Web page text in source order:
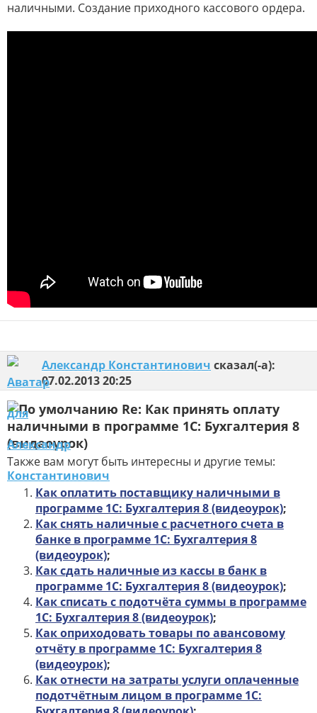
наличными. Создание приходного кассового ордера.
Александр Константинович сказал(-а):
07.02.201320:25
Re: Как принять оплату
наличными в программе 1С: Бухгалтерия 8
(видеоурок)
Также вам могут быть интересны и другие темы:
Как оплатить поставщику наличными в
программе 1С: Бухгалтерия 8 (видеоурок);
Как снять наличные с расчетного счета в
банке в программе 1С: Бухгалтерия 8
(видеоурок);
Как сдать наличные из кассы в банк в
программе 1С: Бухгалтерия 8 (видеоурок);
Как списать с подотчёта суммы в программе
1С: Бухгалтерия 8 (видеоурок);
Как оприходовать товары по авансовому
отчёту в программе 1С: Бухгалтерия 8
(видеоурок);
Как отнести на затраты услуги оплаченные
подотчётным лицом в программе 1С: